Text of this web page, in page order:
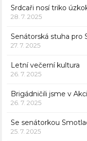
Srdcaři nosí triko
28. 7. 2025
Senátorská stuha pro
27. 7. 2025
Letní večerní kultura
26. 7. 2025
Brigádničili jsme v
26. 7. 2025
Se senátorkou
25. 7. 2025